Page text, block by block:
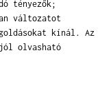
tényezők;
változatot
kínál. Az
olvasható